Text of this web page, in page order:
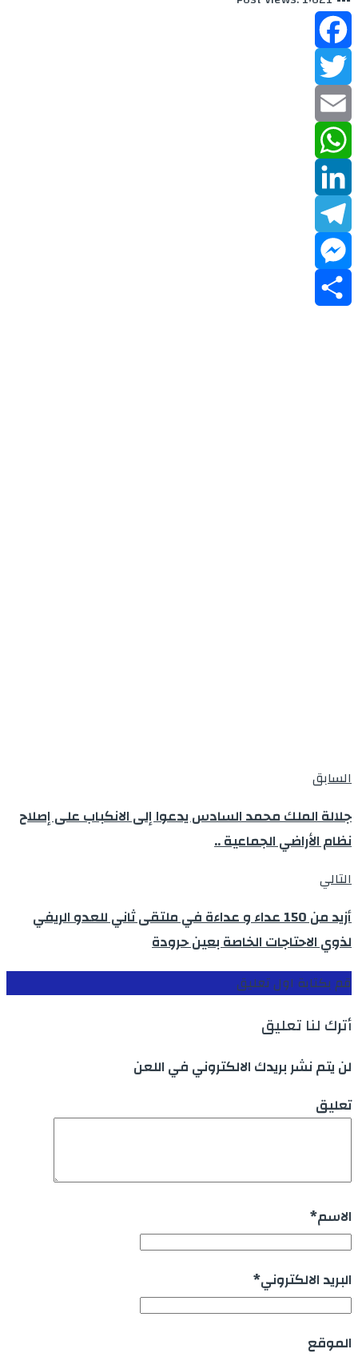
Facebook
Twitter
Email
WhatsApp
LinkedIn
Telegram
Messenger
السابق
جلالة الملك محمد السادس يدعوا إلى الانكباب على إصلاح
نظام الأراضي الجماعية ..
التالي
أزيد من 150 عداء و عداءة في ملتقى ثاني للعدو الريفي
لذوي الاحتاجات الخاصة بعين حرودة
قم بكتابة اول تعليق
أترك لنا تعليق
لن يتم نشر بريدك الالكتروني في اللعن
تعليق
الاسم*
البريد الالكتروني*
الموقع